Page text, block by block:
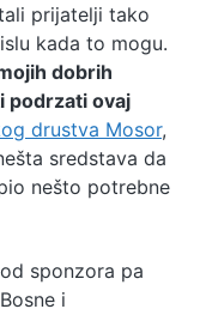
prijatelji tako
kada to mogu.
dobrih
podrzati ovaj
drustva Mosor,
sredstava da
nešto potrebne
sponzora pa
i